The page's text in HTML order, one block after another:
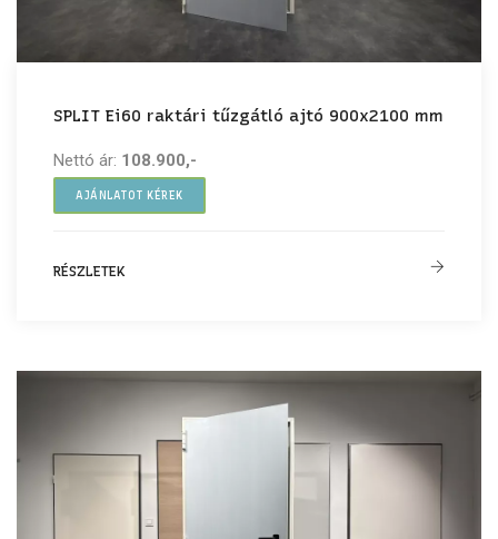
SPLIT Ei60 raktári tűzgátló ajtó 900x2100 mm
Nettó ár: 108.900,-
AJÁNLATOT KÉREK
RÉSZLETEK